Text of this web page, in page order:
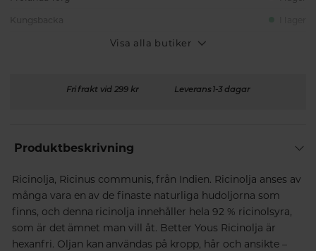
Visa alla butiker
Fri frakt vid 299 kr Leverans 1-3 dagar
Produktbeskrivning
Ricinolja, Ricinus communis, från Indien. Ricinolja anses av
många vara en av de finaste naturliga hudoljorna som
finns, och denna ricinolja innehåller hela 92 % ricinolsyra,
som är det ämnet man vill åt. Better Yous Ricinolja är
hexanfri. Oljan kan användas på kropp, hår och ansikte –